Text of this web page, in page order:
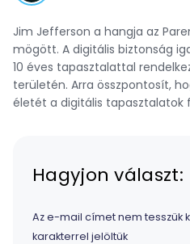
Jim Jefferson a hangja az
mögött. A digitális biztonság
10 éves tapasztalattal
területén. Arra összpontosít,
életét a digitális tapasztalatok
Hagyjon választ:
Az e-mail címet nem tesszük
karakterrel jelöltük